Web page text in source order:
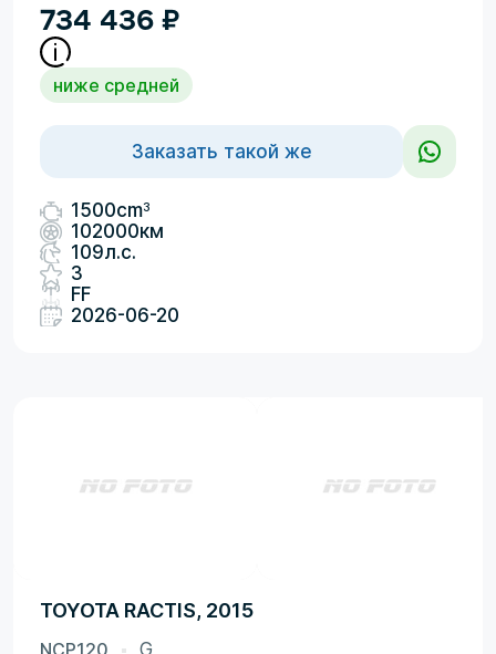
734 436 ₽
ниже средней
Заказать такой же
1500cm3
102000км
109л.с.
3
FF
2026-06-20
TOYOTA RACTIS, 2015
NCP120 G